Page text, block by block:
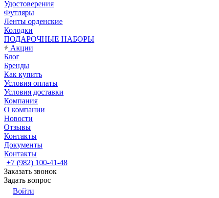
Удостоверения
Футляры
Ленты орденские
Колодки
ПОДАРОЧНЫЕ НАБОРЫ
Акции
Блог
Бренды
Как купить
Условия оплаты
Условия доставки
Компания
О компании
Новости
Отзывы
Контакты
Документы
Контакты
+7 (982) 100-41-48
Заказать звонок
Задать вопрос
Войти